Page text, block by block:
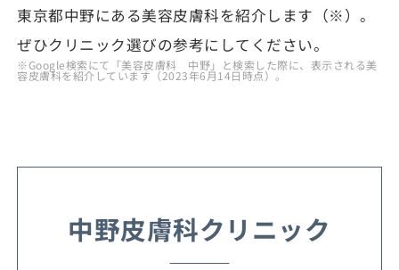
東京都中野にある美容皮膚科を紹介します（※）。
ぜひクリニック選びの参考にしてください。
※Google検索にて「美容皮膚科 中野」と検索した際に、表示される美
容皮膚科を紹介しています（2023年6月14日時点）。
中野皮膚科クリニック